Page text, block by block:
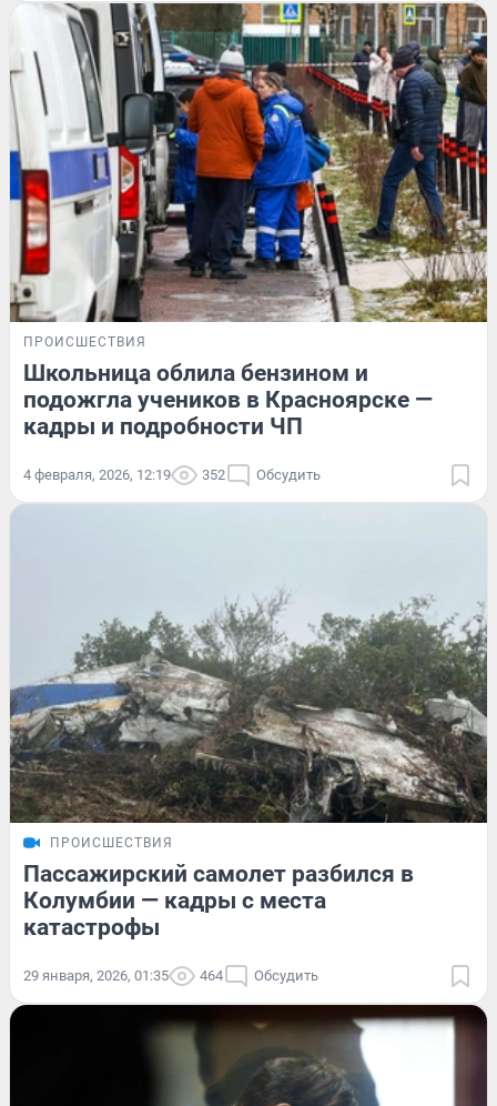
ПРОИСШЕСТВИЯ
Школьница облила бензином и
подожгла учеников в Красноярске —
кадры и подробности ЧП
4 февраля, 2026, 12:19 352 Обсудить
ПРОИСШЕСТВИЯ
Пассажирский самолет разбился в
Колумбии — кадры с места
катастрофы
29 января, 2026, 01:35 464 Обсудить